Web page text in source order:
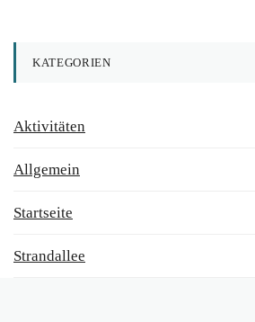
KATEGORIEN
Aktivitäten
Allgemein
Startseite
Strandallee